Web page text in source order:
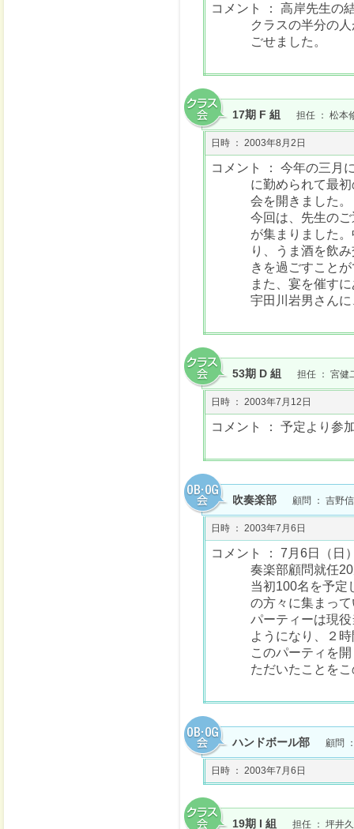
コメント ： 高岸先生の
クラスの半分の
ごせました。
17期 F 組 担任 ： 松本
日時 ： 2003年8月2日
コメント ： 今年の三月
に勤められて最
会を開きました。
今回は、先生の
が集まりました
り、うま酒を飲
きを過ごすこと
また、宴を催す
宇田川岩男さん
53期 D 組 担任 ： 宮健
日時 ： 2003年7月12日
コメント ： 予定より参
吹奏楽部 顧問 ： 吉野
日時 ： 2003年7月6日
コメント ： 7月6日（日
奏楽部顧問就任
当初100名を予定
の方々に集まっ
パーティーは現
ようになり、２
このパーティを
ただいたことを
ハンドボール部 顧問
日時 ： 2003年7月6日
19期 I 組 担任 ： 坪井